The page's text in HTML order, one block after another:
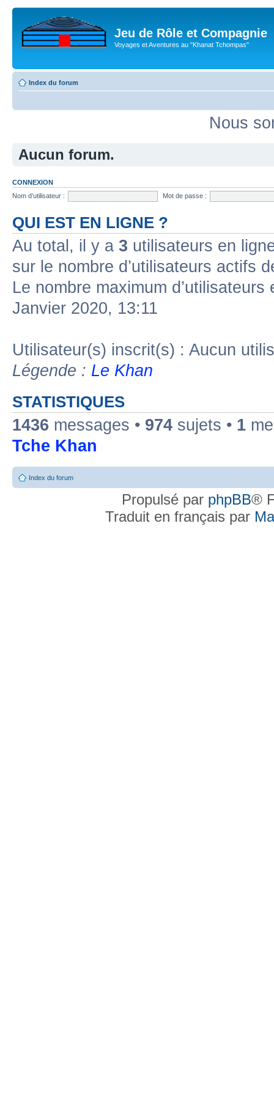
Jeu de Rôle et Compagnie
Voyages et Aventures au "Khanat Tchompas"
Index du forum
Nous
Aucun forum.
CONNEXION
Nom d’utilisateur :
Mot de passe :
QUI EST EN LIGNE ?
Au total, il y a 3 utilisateurs en
sur le nombre d’utilisateurs actifs
Le nombre maximum
Janvier 2020, 13:11
Utilisateur(s) inscrit(s) : Aucun
Légende : Le Khan
STATISTIQUES
1436 messages • 974 sujets • 1
Tche Khan
Index du forum
Propulsé par phpBB®
Traduit en français par